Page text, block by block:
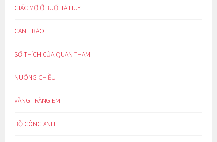
GIẤC MƠ Ở BUỔI TÀ HUY
CẢNH BÁO
SỞ THÍCH CỦA QUAN THAM
NUÔNG CHIỀU
VẦNG TRĂNG EM
BỒ CÔNG ANH